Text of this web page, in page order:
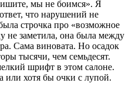
мы не боимся». Я
что нарушений не
строчка про «возможное
не заметила, она была между
Сама виновата. Но осадок
тысячи, чем семьдесят.
шрифт в этом салоне.
или хотя бы очки с лупой.